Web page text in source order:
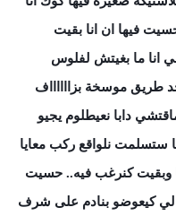
فيها ان انا بقيت
انا ما بغيتش لفلوس
طريق موسخة بزااااااف
دابا نعيطلوم يجيو
ستسلمت نلواقع ركب معايا
وبقيت كنرغب فيه.. حسيت
كيعوضو بنادم على شرف